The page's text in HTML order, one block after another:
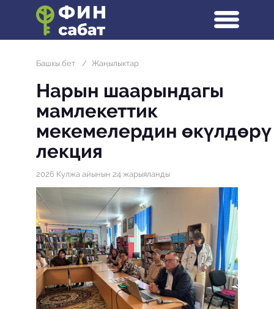
Башкы бет / Жаңылыктар
Нарын шаарындагы
мамлекеттик
мекемелердин өкүлдөрү
лекция
2026 Кулжа айынын 24 жарыяланды